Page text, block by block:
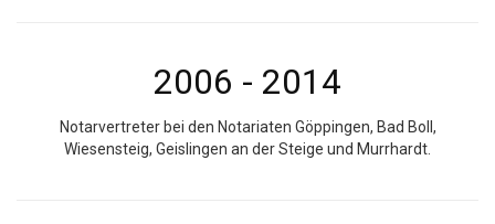
2006 - 2014
Notarvertreter bei den Notariaten Göppingen, Bad Boll,
Wiesensteig, Geislingen an der Steige und Murrhardt.